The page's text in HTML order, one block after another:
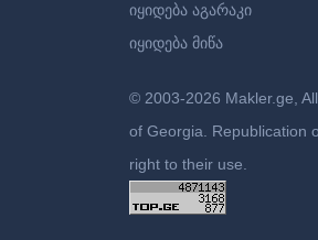
იყიდება აგარაკი
იყიდება მიწა
© 2003-2026 Makler.ge,
of Georgia. Republication
right to their use.